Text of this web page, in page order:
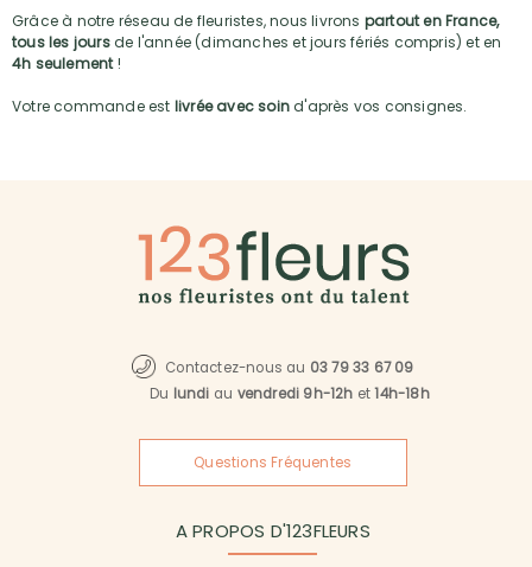
Grâce à notre réseau de fleuristes, nous livrons partout en France,
tous les joursde l'année (dimanches et jours fériés compris) et en
4h seulement!
Votre commande est livrée avec soind'après vos consignes.
Contactez-nous au 03 79 33 67 09
Du lundi au vendredi 9h-12h et14h-18h
Questions Fréquentes
A PROPOS D'123FLEURS